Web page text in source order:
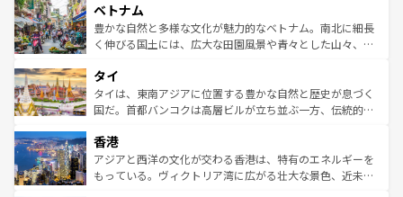
参照してほしい。
容にもいいと評判のスイーツなど、バラエティ豊かな料理
が味わえる。 なお、新着の台湾情報は コンテンツ一覧を参
照してほしい。
き、地方に足を延ばせば四季折々の自然美を楽しむことが
できる。そして、キムチや焼肉、絶品のストリートフード
まで、さまざまな韓国料理が待っている。夜には、韓国な
リティに包まれながら、韓国の多彩な魅力を心ゆくまで味
わってみてほしい。 なお、新着の韓国情報はコンテンツ一
覧を参照してほしい。
ベトナム
豊かな自然と多様な文化が魅力的なベトナム。南北に細長
く伸びる国土には、広大な田園風景や青々とした山々、世
急速な発展と共に伝統が息づく。ハノイの古い町並みやホ
ーチミン市のフランス統治時代の建物も、独特の雰囲気を
醸し出している。また、バラエティの豊かさとおいしさで
とつ。フォーやバインミー、ベトナムコーヒーなどは、ぜ
ひ現地で味わいたい。どの地域を訪れてもあたたかい人々
が旅行者を迎えてくれるので、きっと忘れられない旅にな
タイ
タイは、東南アジアに位置する豊かな自然と歴史が息づく
国だ。首都バンコクは高層ビルが立ち並ぶ一方、伝統的な
の活気が交差している。北部ではチェンマイなどの山岳地
帯で自然と触れ合い、南部ではプーケットやクラビの美し
いビーチでリゾート気分を楽しむことができる。タイ料理
香港
アジアと西洋の文化が交わる香港は、特有のエネルギーを
もっている。ヴィクトリア湾に広がる壮大な景色、近未来